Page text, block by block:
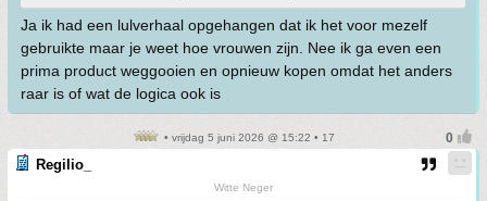
Ja ik had een lulverhaal opgehangen dat ik het voor mezelf
gebruikte maar je weet hoe vrouwen zijn. Nee ik ga even een
prima product weggooien en opnieuw kopen omdat het anders
raar is of wat de logica ook is
• vrijdag 5 juni 2026 @ 15:22 • 17
Regilio_
Witte Neger